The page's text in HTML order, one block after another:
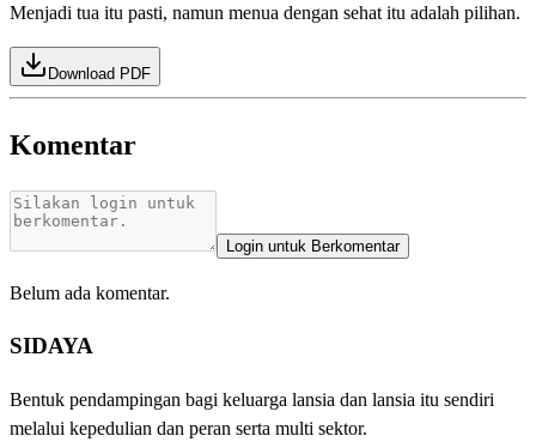
Menjadi tua itu pasti, namun menua dengan sehat itu adalah pilihan.
Download PDF
Komentar
Login untuk Berkomentar
Belum ada komentar.
SIDAYA
Bentuk pendampingan bagi keluarga lansia dan lansia itu sendiri
melalui kepedulian dan peran serta multi sektor.